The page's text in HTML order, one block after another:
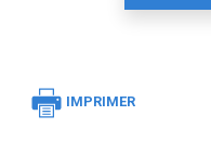
IMPRIMER